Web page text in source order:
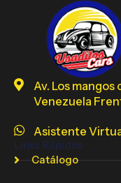
Av. Los mangos
Venezuela
Asistente
Links Rápidos
Catálogo